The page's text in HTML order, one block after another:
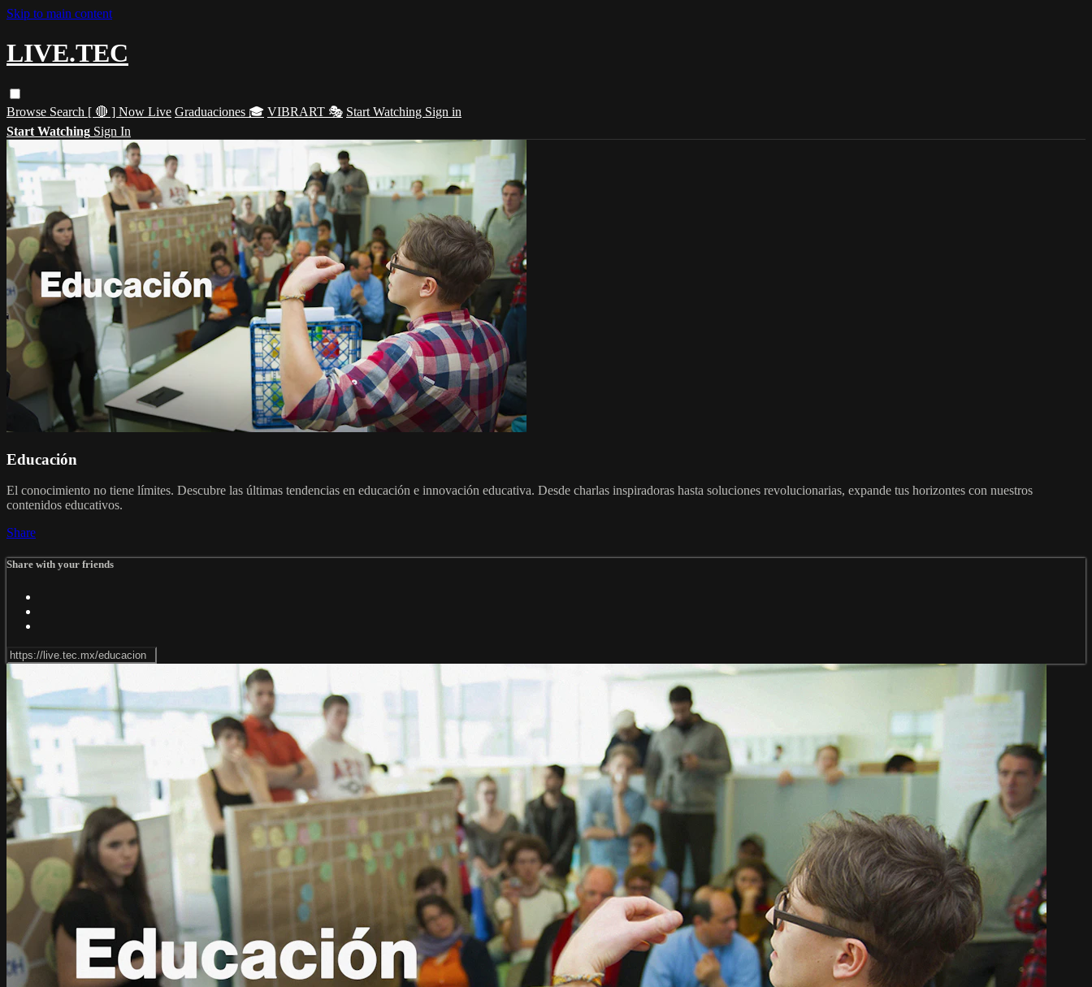
Skip to main content
LIVE.TEC
Browse Search [ 🔴 ] Now Live Graduaciones 🎓 VIBRART 🎭 Start Watching Sign in
Start Watching Sign In
Educación
El conocimiento no tiene límites. Descubre las últimas tendencias en educación e innovación educativa. Desde charlas inspiradoras hasta soluciones revolucionarias, expande tus horizontes con nuestros
contenidos educativos.
Share
Share with your friends